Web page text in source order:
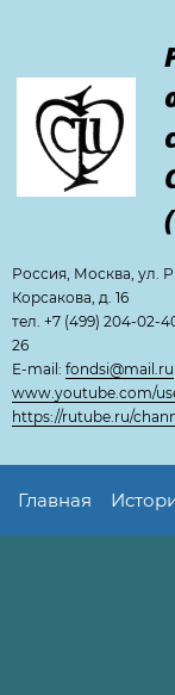
Россия, Москва, ул.
Корсакова, д. 16
тел. +7 (499) 204-02-
26
E-mail: fondsi@mail.ru
www.youtube.com/
https://rutube.ru/
Главная